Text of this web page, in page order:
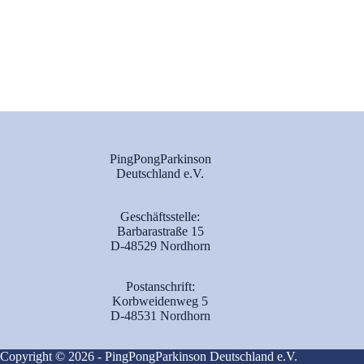
PingPongParkinson
Deutschland e.V.
Geschäftsstelle:
Barbarastraße 15
D-48529 Nordhorn
Postanschrift:
Korbweidenweg 5
D-48531 Nordhorn
Copyright © 2026 - PingPongParkinson Deutschland e.V.